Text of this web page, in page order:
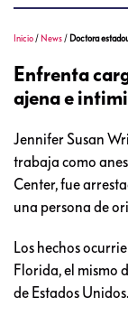
Inicio / News / Doctora
Enfrenta
ajena e
Jennifer Susan
trabaja como
Center, fue
una persona de
Los hechos
Florida, el mismo
de Estados Unidos.